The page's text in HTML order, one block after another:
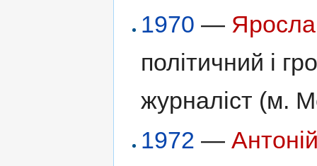
1970 —
політичний і
журналіст (м.
1972 —